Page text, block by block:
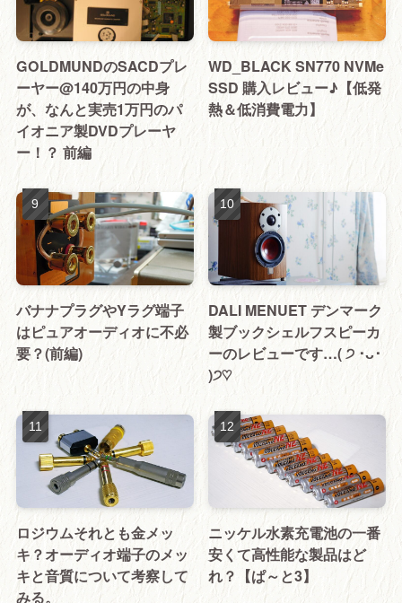
GOLDMUNDのSACDプレ
ーヤー@140万円の中身
が、なんと実売1万円のパ
イオニア製DVDプレーヤ
ー！？ 前編
WD_BLACK SN770 NVMe
SSD 購入レビュー♪【低発
熱＆低消費電力】
バナナプラグやYラグ端子
はピュアオーディオに不必
要？(前編)
DALI MENUET デンマーク
製ブックシェルフスピーカ
ーのレビューです…( ੭ ･ᴗ･
)੭♡
ロジウムそれとも金メッ
キ？オーディオ端子のメッ
キと音質について考察して
みる。
ニッケル水素充電池の一番
安くて高性能な製品はど
れ？【ぱ～と3】